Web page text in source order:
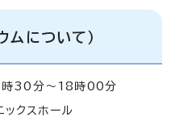
について）
時30分～18時00分
クスホール